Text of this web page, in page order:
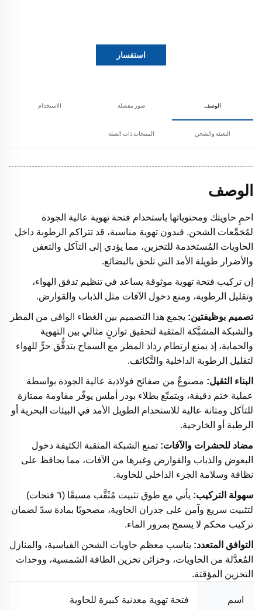
استفسار
الوصف صور مفصلة الاستخدام
التعبئة والشحن المنتجات ذات الصلة
الوصف
احمِ حاويتك ومحتوياتها باستخدام فتحة تهوية عالية الجودة
لمُجَمِّعات الشحن. فبدون تهوية مناسبة، قد تتراكم الرطوبة داخل
الحاويات المُستخدمة للتخزين، مما يؤدي إلى التآكل والتعفن
والأضرار طويلة الأمد التي تلحق بالبضائع.
إن تركيب فتحة تهوية موثوقة يساعد في تنظيم تدفق الهواء،
وتقليل الرطوبة، ومنع دخول الآفات مثل الذباب والقوارض.
تصميم بوظيفتين: يجمع هذا التصميم بين الغطاء الواقي من المطر
والشبكة المشبَّكة المثقبة لتحقيق توازنٍ مثالي بين التهوية
والحماية، إذ يمنع ارتطام رذاذ المطر مع السماح بتدفُّق حرٍّ للهواء
لتقليل الرطوبة الداخلية والتَّكاثف.
البناء الثقيل: مصنوعٌ من صفائح فولاذية عالية الجودة بواسطة
عملية ختم دقيقة، ويتمتّع بطلاء بودر أملس يوفّر مقاومة ممتازة
للتآكل ومتانة عالية للاستخدام الطويل الأمد في البيئات البحرية أو
الرطبة أو الخارجية.
مضاد للحشرات والآفات: تمنع الشبكة المثقبة الكثيفة دخول
البعوض والذباب والقوارض وغيرها من الآفات، مما يحافظ على
نظافة وسلامة الجزء الداخلي للحاوية.
سهولة التركيب:
يأتي مع طوق تثبيت مُثَقَّب مسبقًا (٦ فتحات)
لتثبيت سريع وآمن على جدران الحاوية، مصحوبًا بمادة سدّ لضمان
تركيب محكم لا يسمح بمرور الماء.
التوافق المتعدد: يناسب معظم حاويات الشحن القياسية، والمنازل
المُعدَّلة من الحاويات، وخزائن تخزين الطاقة الشمسية، ووحدات
التخزين المؤقتة.
اسم
فتحة تهوية معدنية كبيرة للحاوية